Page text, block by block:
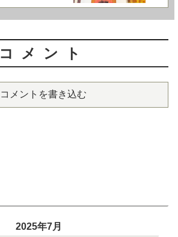
コメント
コメントを書き込む
2025年7月